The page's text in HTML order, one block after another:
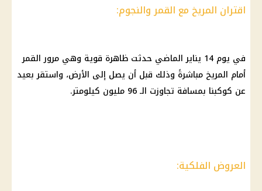
اقتران المريخ مع القمر والنجوم:
في يوم 14 يناير الماضي حدثت ظاهرة قوية وهي مرور القمر
أمام المريخ مباشرةً وذلك قبل أن يصل إلى الأرض، واستقر بعيد
عن كوكبنا بمسافة تجاوزت الـ 96 مليون كيلومتر.
العروض الفلكية: